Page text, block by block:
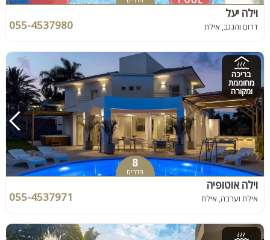
וילה יעל
דרום והנגב, אילת 055-4537980
בריכה
מחוממת
ומקורה
8
חדרים
וילה אוטופיה
אילת וערבה, אילת 055-4537971